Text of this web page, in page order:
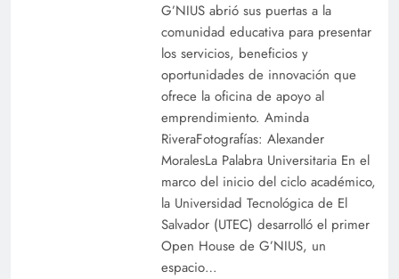
G’NIUS abrió sus puertas a la
comunidad educativa para presentar
los servicios, beneficios y
oportunidades de innovación que
ofrece la oficina de apoyo al
emprendimiento. Aminda
RiveraFotografías: Alexander
MoralesLa Palabra Universitaria En el
marco del inicio del ciclo académico,
la Universidad Tecnológica de El
Salvador (UTEC) desarrolló el primer
Open House de G’NIUS, un
espacio…